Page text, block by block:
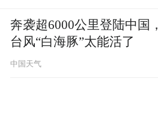
奔袭超6000公里登陆中国，
台风“白海豚”太能活了
中国天气